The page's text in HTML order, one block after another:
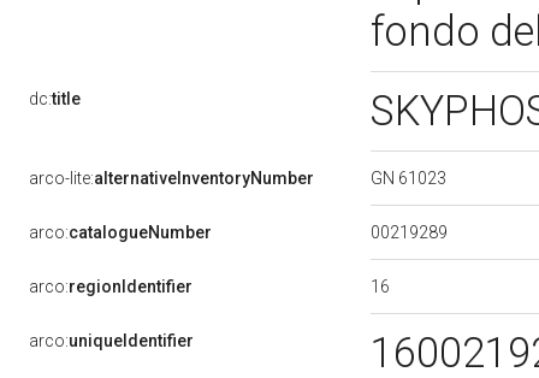
fondo
dc:title
arco-lite:alternativeInventoryNumber GN 61023
arco:catalogueNumber 00219289
arco:regionIdentifier 16
arco:uniqueIdentifier